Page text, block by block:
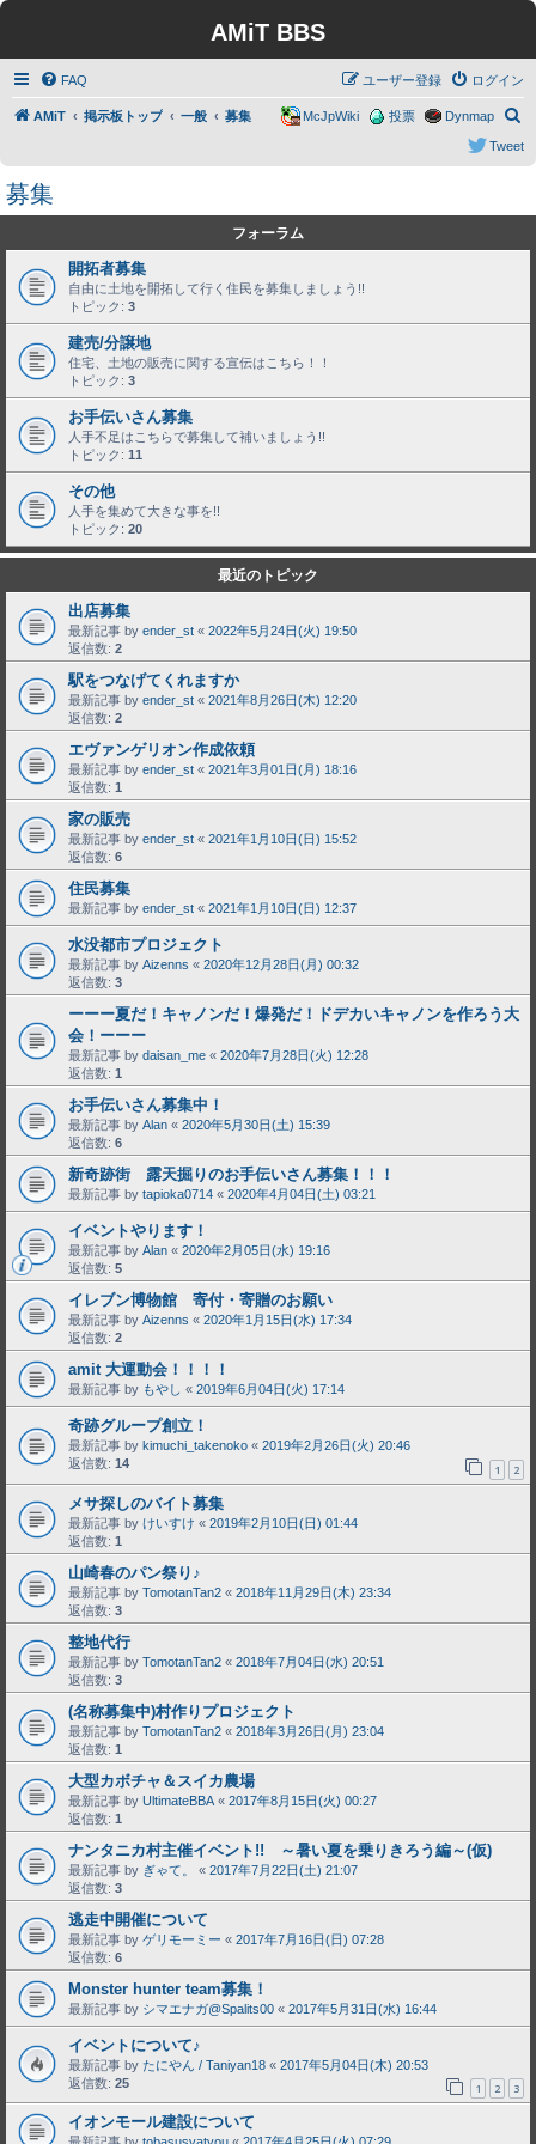
AMiT BBS
FAQ ログイン
ユーザー登録
AMiT 掲示板トップ 一般 募集
索
Dynmap
投票
McJpWiki
Tweet
募集
フォーラム
開拓者募集
自由に土地を開拓して行く住民を募集しましょう!!
トピック: 3
建売/分譲地
住宅、土地の販売に関する宣伝はこちら！！
トピック: 3
お手伝いさん募集
人手不足はこちらで募集して補いましょう!!
トピック: 11
その他
人手を集めて大きな事を!!
トピック: 20
最近のトピック
出店募集
最新記事 by ender_st « 2022年5月24日(火) 19:50
返信数: 2
駅をつなげてくれますか
最新記事 by ender_st « 2021年8月26日(木) 12:20
返信数: 2
エヴァンゲリオン作成依頼
最新記事 by ender_st « 2021年3月01日(月) 18:16
返信数: 1
家の販売
最新記事 by ender_st « 2021年1月10日(日) 15:52
返信数: 6
住民募集
最新記事 by ender_st « 2021年1月10日(日) 12:37
水没都市プロジェクト
最新記事 by Aizenns « 2020年12月28日(月) 00:32
返信数: 3
ーーー夏だ！キャノンだ！爆発だ！ドデカいキャノンを作ろう大
会！ーーー
最新記事 by daisan_me « 2020年7月28日(火) 12:28
返信数: 1
お手伝いさん募集中！
最新記事 by Alan « 2020年5月30日(土) 15:39
返信数: 6
新奇跡街 露天掘りのお手伝いさん募集！！！
最新記事 by tapioka0714 « 2020年4月04日(土) 03:21
イベントやります！
最新記事 by Alan « 2020年2月05日(水) 19:16
返信数: 5
イレブン博物館 寄付・寄贈のお願い
最新記事 by Aizenns « 2020年1月15日(水) 17:34
返信数: 2
amit 大運動会！！！！
最新記事 by もやし « 2019年6月04日(火) 17:14
奇跡グループ創立！
最新記事 by kimuchi_takenoko « 2019年2月26日(火) 20:46
返信数: 14 1 2
メサ探しのバイト募集
最新記事 by けいすけ « 2019年2月10日(日) 01:44
返信数: 1
山崎春のパン祭り♪
最新記事 by TomotanTan2 « 2018年11月29日(木) 23:34
返信数: 3
整地代行
最新記事 by TomotanTan2 « 2018年7月04日(水) 20:51
返信数: 3
(名称募集中)村作りプロジェクト
最新記事 by TomotanTan2 « 2018年3月26日(月) 23:04
返信数: 1
大型カボチャ＆スイカ農場
最新記事 by UltimateBBA « 2017年8月15日(火) 00:27
返信数: 1
ナンタニカ村主催イベント!! ～暑い夏を乗りきろう編～(仮)
最新記事 by ぎゃて。 « 2017年7月22日(土) 21:07
返信数: 3
逃走中開催について
最新記事 by ゲリモーミー « 2017年7月16日(日) 07:28
返信数: 6
Monster hunter team募集！
最新記事 by シマエナガ@Spalits00 « 2017年5月31日(水) 16:44
イベントについて♪
最新記事 by たにやん / Taniyan18 « 2017年5月04日(木) 20:53
返信数: 25 1 2 3
イオンモール建設について